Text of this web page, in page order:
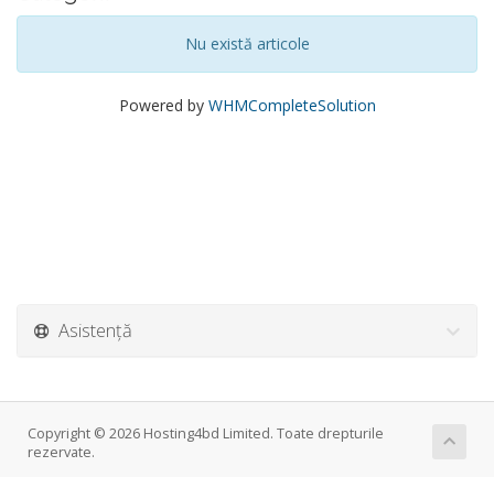
Nu există articole
Powered by WHMCompleteSolution
Asistență
Copyright © 2026 Hosting4bd Limited. Toate drepturile
rezervate.